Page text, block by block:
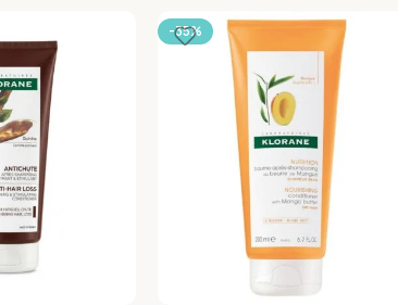
-35%